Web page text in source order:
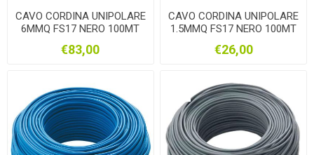
CAVO CORDINA UNIPOLARE
6MMQ FS17 NERO 100MT
€83,00
CAVO CORDINA UNIPOLARE
1.5MMQ FS17 NERO 100MT
€26,00